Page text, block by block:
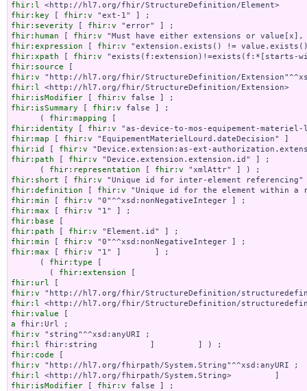
fhir:l
fhir:key [ fhir:v
fhir:severity [ fhir:v
fhir:human [ fhir:v
fhir:expression [ fhir:v
fhir:xpath [ fhir:v
fhir:source
fhir:v
fhir:l
fhir:isModifier [ fhir:v
fhir:isSummary [ fhir:v false ] ;
      (
fhir:mapping
fhir:identity [ fhir:v
fhir:map [ fhir:v
fhir:id
[ fhir:v
fhir:path [ fhir:v "Device.extension.extension.id" ] ;
      (
fhir:representation [ fhir:v
fhir:short [ fhir:v
fhir:definition [ fhir:v
fhir:min [ fhir:v
fhir:max [ fhir:v
fhir:base
fhir:path [ fhir:v
fhir:min [ fhir:v
fhir:max [ fhir:v "1" ]       ] ;
      (
fhir:type [
        (
fhir:extension
fhir:url
fhir:v
fhir:l
fhir:value
a
fhir:v
fhir:l
fhir:code
fhir:v
fhir:l
fhir:isModifier [ fhir:v